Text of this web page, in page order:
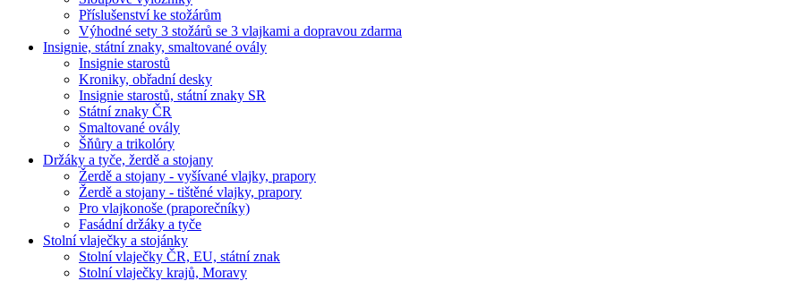
Příslušenství ke stožárům
Výhodné sety 3 stožárů se 3 vlajkami a dopravou zdarma
Insignie, státní znaky, smaltované ovály
Insignie starostů
Kroniky, obřadní desky
Insignie starostů, státní znaky SR
Státní znaky ČR
Smaltované ovály
Šňůry a trikolóry
Držáky a tyče, žerdě a stojany
Žerdě a stojany - vyšívané vlajky, prapory
Žerdě a stojany - tištěné vlajky, prapory
Pro vlajkonoše (praporečníky)
Fasádní držáky a tyče
Stolní vlaječky a stojánky
Stolní vlaječky ČR, EU, státní znak
Stolní vlaječky krajů, Moravy